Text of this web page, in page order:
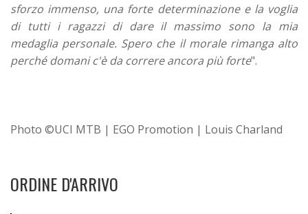
sforzo immenso, una forte determinazione e la voglia
di tutti i ragazzi di dare il massimo sono la mia
medaglia personale. Spero che il morale rimanga alto
perché domani c'è da correre ancora più forte".
Photo ©UCI MTB | EGO Promotion | Louis Charland
ORDINE D'ARRIVO